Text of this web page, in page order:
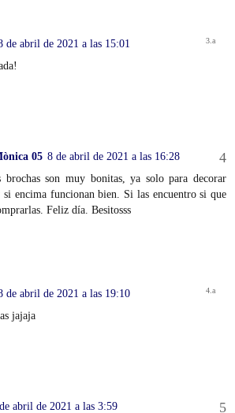
de abril de 2021 a las 15:01
05 8 de abril de 2021 a las 16:28
brochas son muy bonitas, ya solo para decorar
encima funcionan bien. Si las encuentro si que
Feliz día. Besitosss
de abril de 2021 a las 19:10
jajaja
abril de 2021 a las 3:59